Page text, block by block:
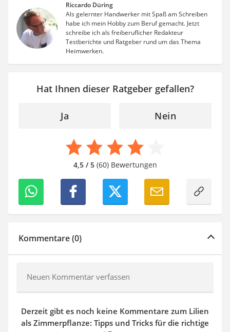
Riccardo Düring
Als gelernter Handwerker mit Spaß am Schreiben
habe ich mein Hobby zum Beruf gemacht. Jetzt
schreibe ich als freiberuflicher Redakteur
Testberichte und Ratgeber rund um das Thema
Heimwerken.
Hat Ihnen dieser Ratgeber gefallen?
Ja Nein
4,5 / 5(60) Bewertungen
Kommentare (0)
Neuen Kommentar verfassen
Derzeit gibt es noch keine Kommentare zum Lilien
als Zimmerpflanze: Tipps und Tricks für die richtige